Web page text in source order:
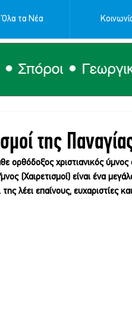
Όλα τα Νέα
της
ορθόδοξος χριστιανικός
(Χαιρετισμοί) είναι ένα
λέει επαίνους, ευχαριστίες